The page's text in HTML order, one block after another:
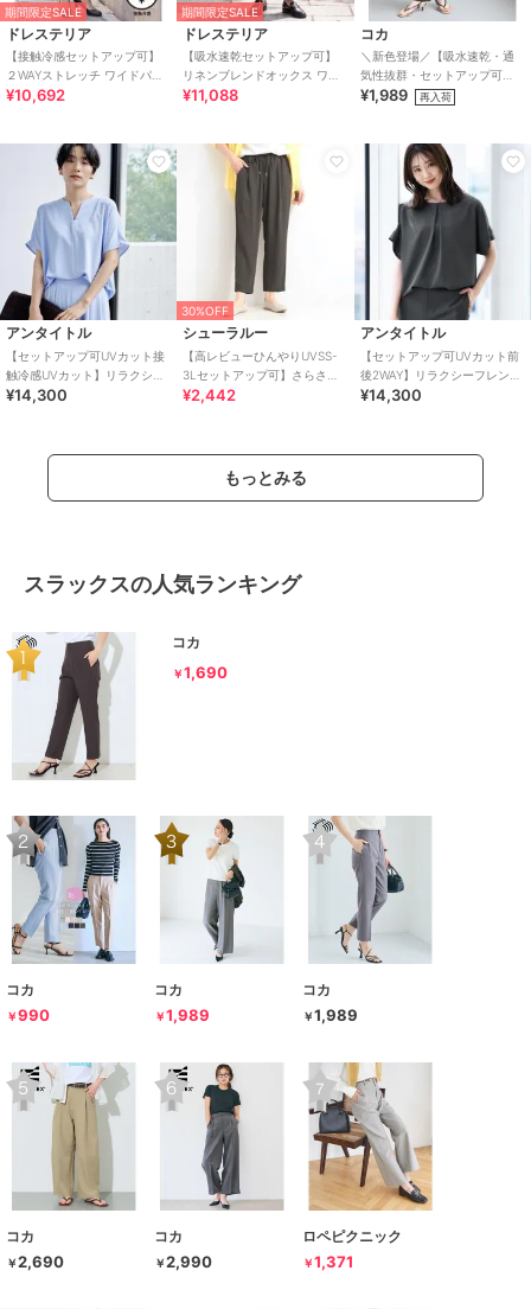
期間限定SALE
ドレステリア
【接触冷感セットアップ可】
２WAYストレッチ ワイドパン
ツ
¥10,692
期間限定SALE
ドレステリア
【吸水速乾セットアップ可】
リネンブレンドオックス ワイ
ドパンツ
¥11,088
コカ
＼新色登場／【吸水速乾・通
気性抜群・セットアップ可
能】シボサテンライクイージ
¥1,989 再入荷
アンタイトル
【セットアップ可UVカット接
触冷感UVカット】リラクシー
キーVネックブラウス
¥14,300
30%OFF
シューラルー
【高レビューひんやりUVSS-
3Lセットアップ可】さらさら
ぷるん イージーテーパードパ
¥2,442
アンタイトル
【セットアップ可UVカット前
後2WAY】リラクシーフレンチ
スリーブブラウス
¥14,300
もっとみる
スラックスの人気ランキング
コカ
￥1,690
コカ
￥990
コカ
￥1,989
コカ
￥1,989
コカ
￥2,690
コカ
￥2,990
ロペピクニック
￥1,371